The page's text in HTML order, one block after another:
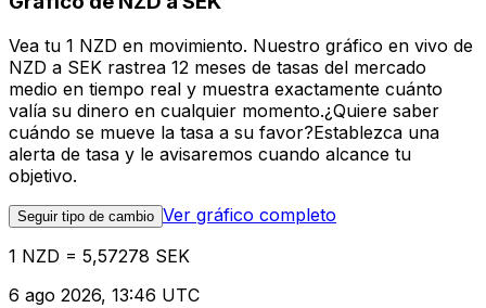
Vea tu 1 NZD en movimiento. Nuestro gráfico en vivo de
NZD a SEK rastrea 12 meses de tasas del mercado
medio en tiempo real y muestra exactamente cuánto
valía su dinero en cualquier momento.¿Quiere saber
cuándo se mueve la tasa a su favor?Establezca una
alerta de tasa y le avisaremos cuando alcance tu
objetivo.
Seguir tipo de cambio Ver gráfico completo
1 NZD = 5,57278 SEK
6 ago 2026, 13:46 UTC